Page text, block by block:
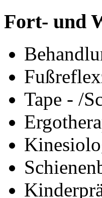
Fort- und
Tape - /